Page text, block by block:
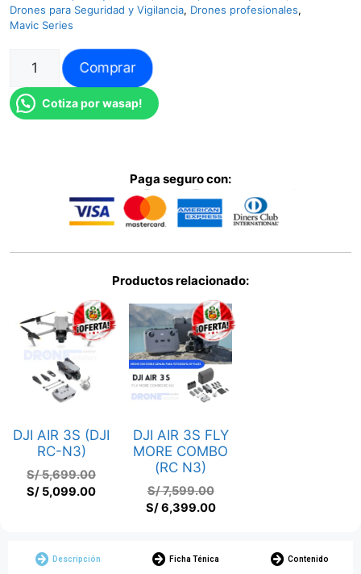
Drones para Seguridad y Vigilancia, Drones profesionales,
Mavic Series
Comprar
Cotiza por wasap!
Paga seguro con:
Productos relacionado:
DJI AIR 3S (DJI
RC-N3)
S/5,699.00
S/ 5,099.00
DJI AIR 3S FLY
MORE COMBO
(RC N3)
S/7,599.00
S/6,399.00
Descripción Ficha Ténica Contenido